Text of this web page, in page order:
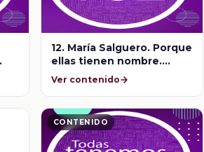
12. María Salguero. Porque
ellas tienen nombre.
Todas tenemos voz
Ver contenido
CONTENIDO